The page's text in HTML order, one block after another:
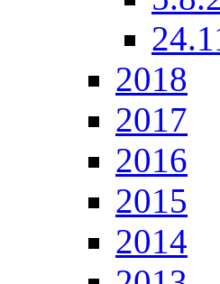
2018
2017
2016
2015
2014